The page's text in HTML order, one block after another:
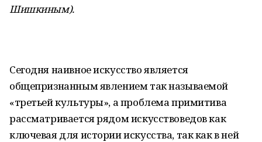
Шишкиным).
Сегодня наивное искусство является
общепризнанным явлением так называемой
«третьей культуры», а проблема примитива
рассматривается рядом искусствоведов как
ключевая для истории искусства, так как в ней